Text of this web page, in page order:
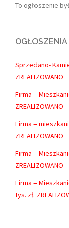
To ogłoszenie
Sprzedano-
ZREALIZOWANO
Firma –
ZREALIZOWANO
Firma –
ZREALIZOWANO
Firma –
ZREALIZOWANO
Firma –
tys. zł.